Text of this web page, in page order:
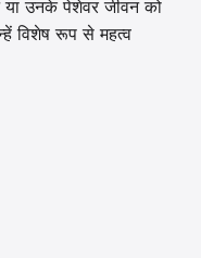
या उनके पेशेवर जीवन को
विशेष रूप से महत्व